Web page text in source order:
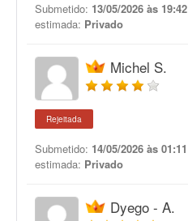
Submetido: 13/05/2026 às 19:42
estimada: Privado
Michel S.
Rejeitada
Submetido: 14/05/2026 às 01:11
estimada: Privado
Dyego - A.